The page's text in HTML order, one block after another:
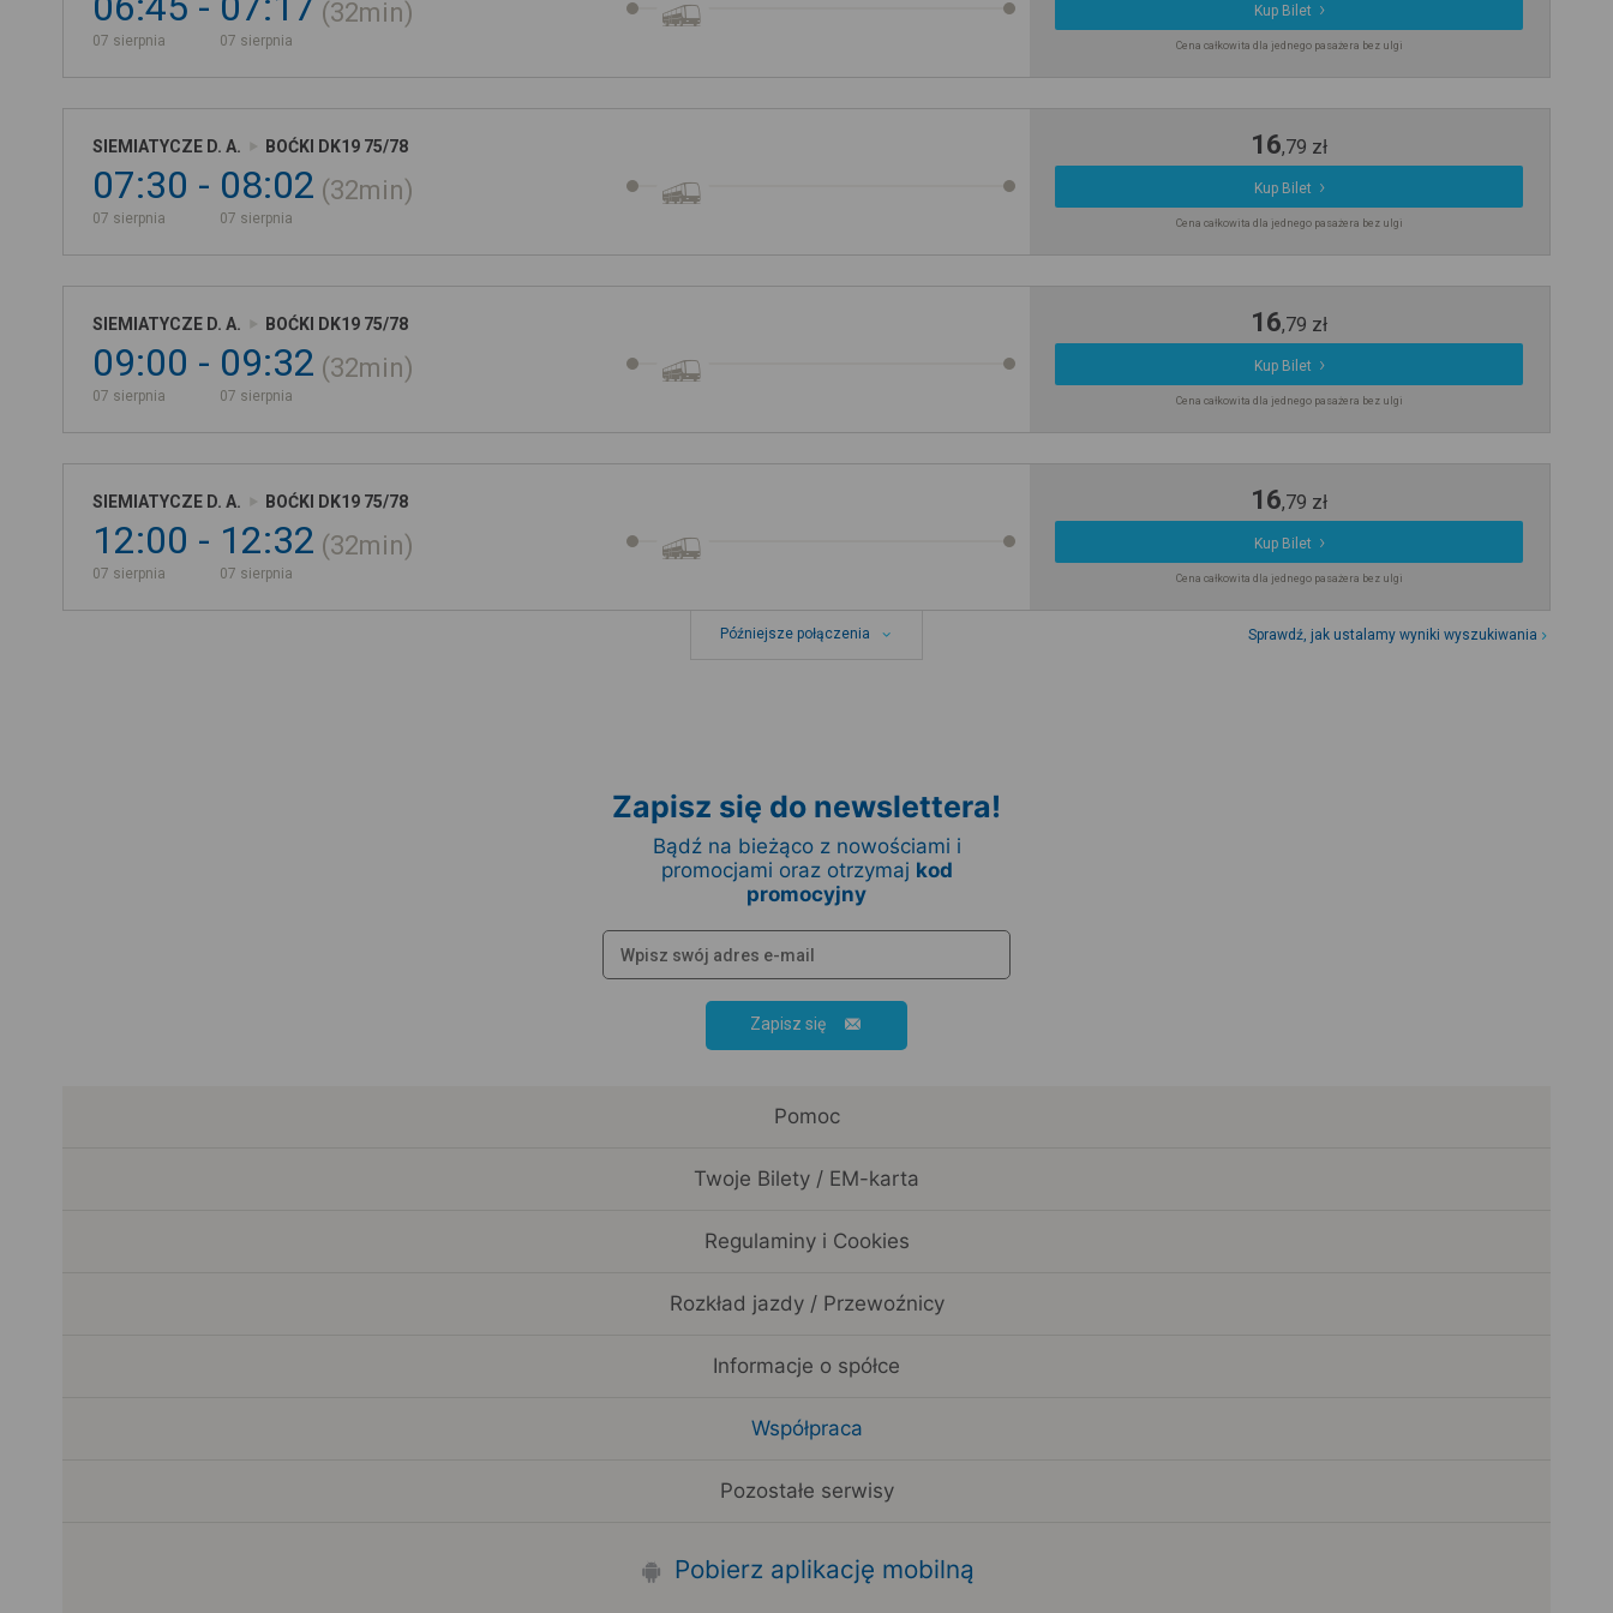
07 sierpnia 07 sierpnia
32min Kup Bilet
Cena całkowita dla jednego pasażera bez ulgi
SIEMIATYCZE D. A. BOĆKI DK19 75/78
07:30
07 sierpnia
08:02
07 sierpnia
32min
16,79 zł
Kup Bilet
Cena całkowita dla jednego pasażera bez ulgi
SIEMIATYCZE D. A. BOĆKI DK19 75/78
09:00
07 sierpnia
09:32
07 sierpnia
32min
16,79 zł
Kup Bilet
Cena całkowita dla jednego pasażera bez ulgi
SIEMIATYCZE D. A. BOĆKI DK19 75/78
12:00
07 sierpnia
12:32
07 sierpnia
32min
16,79 zł
Kup Bilet
Cena całkowita dla jednego pasażera bez ulgi
Późniejsze połączenia Sprawdź, jak ustalamy wyniki wyszukiwania
Zapisz się do newslettera!
Bądź na bieżąco z nowościami i
promocjami oraz otrzymaj kod
promocyjny
Zapisz się
Pomoc
Twoje Bilety / EM-karta
Regulaminy i Cookies
Rozkład jazdy / Przewoźnicy
Informacje o spółce
Współpraca
Pozostałe serwisy
Pobierz aplikację mobilną